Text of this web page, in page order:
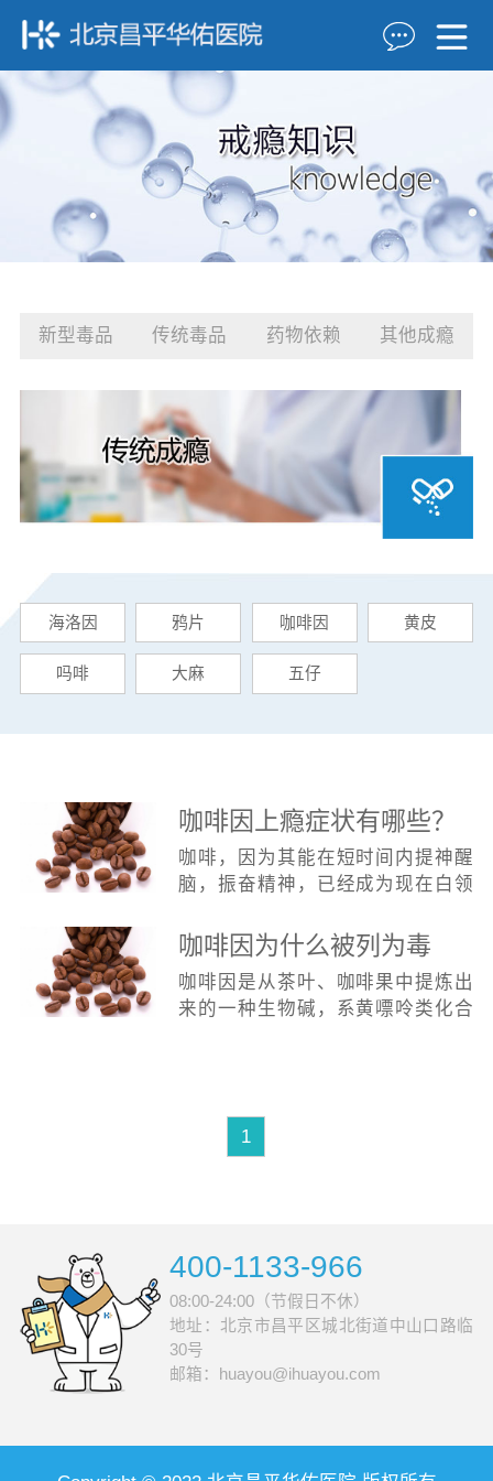
新型毒品 传统毒品 药物依赖 其他成瘾
海洛因 鸦片 咖啡因 黄皮
吗啡 大麻 五仔
咖啡因上瘾症状有哪些？
咖啡，因为其能在短时间内提神醒
脑，振奋精神，已经成为现在白领
的白领，每隔一两小时就要冲一杯
咖啡，喝上一口，便欲罢不能。咖
啡，不像吸烟
咖啡因为什么被列为毒
品？
咖啡因是从茶叶、咖啡果中提炼出
来的一种生物碱，系黄嘌呤类化合
度会提高。口服
1
400-1133-966
08:00-24:00（节假日不休）
地址：北京市昌平区城北街道中山口路临
30号
邮箱：huayou@ihuayou.com